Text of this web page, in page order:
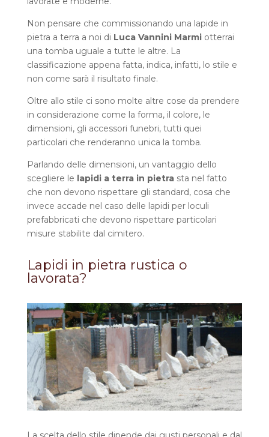
Non pensare che commissionando una lapide in
pietra a terra a noi di Luca Vannini Marmiotterrai
una tomba uguale a tutte le altre. La
classificazione appena fatta, indica, infatti, lo stile e
non come sarà il risultato finale.
Oltre allo stile ci sono molte altre cose da prendere
in considerazione come la forma, il colore, le
dimensioni, gli accessori funebri, tutti quei
particolari che renderanno unica la tomba.
Parlando delle dimensioni, un vantaggio dello
scegliere le lapidi a terra in pietrasta nel fatto
che non devono rispettare gli standard, cosa che
invece accade nel caso delle lapidi per loculi
prefabbricati che devono rispettare particolari
misure stabilite dal cimitero.
Lapidi in pietra rustica o
lavorata?